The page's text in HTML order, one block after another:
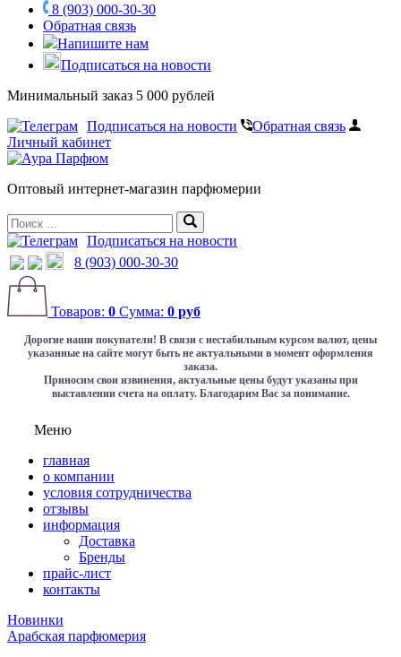
8 (903) 000-30-30
Обратная связь
Напишите нам
Подписаться на новости
Минимальный заказ 5 000 рублей
Подписаться на новости
Обратная связь
Личный кабинет
Оптовый интернет-магазин парфюмерии
Подписаться на новости
8 (903) 000-30-30
Товаров: 0 Сумма: 0 руб
Дорогие наши покупатели! В связи с нестабильным курсом валют, цены
указанные на сайте могут быть не актуальными в момент оформления
заказа.
Приносим свои извинения, актуальные цены будут указаны при
выставлении счета на оплату. Благодарим Вас за понимание.
Меню
главная
о компании
условия сотрудничества
отзывы
информация
Доставка
Бренды
прайс-лист
контакты
Новинки
Арабская парфюмерия